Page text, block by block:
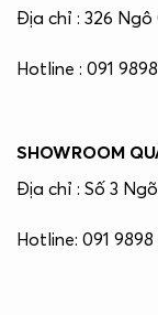
Địa chỉ : 326
Hotline : 091
SHOWROOM
Địa chỉ : Số 3
Hotline: 091